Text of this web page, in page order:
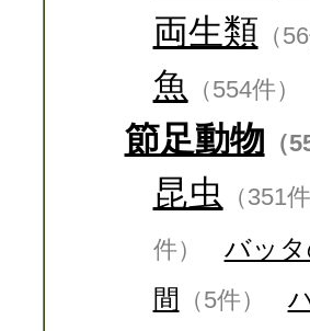
両生類 （
魚 （554件）
節足動物 （
昆虫 （351件
件） バッ
間 （5件）